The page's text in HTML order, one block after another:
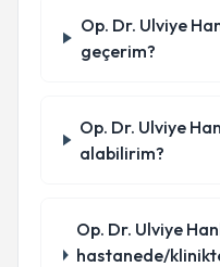
Op. Dr. Ulviye
geçerim?
Op. Dr. Ulviye
alabilirim?
Op. Dr. Ulviye
hastanede/